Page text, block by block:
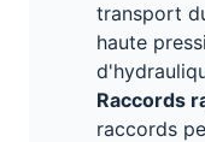
transport
haute
Raccords
raccords